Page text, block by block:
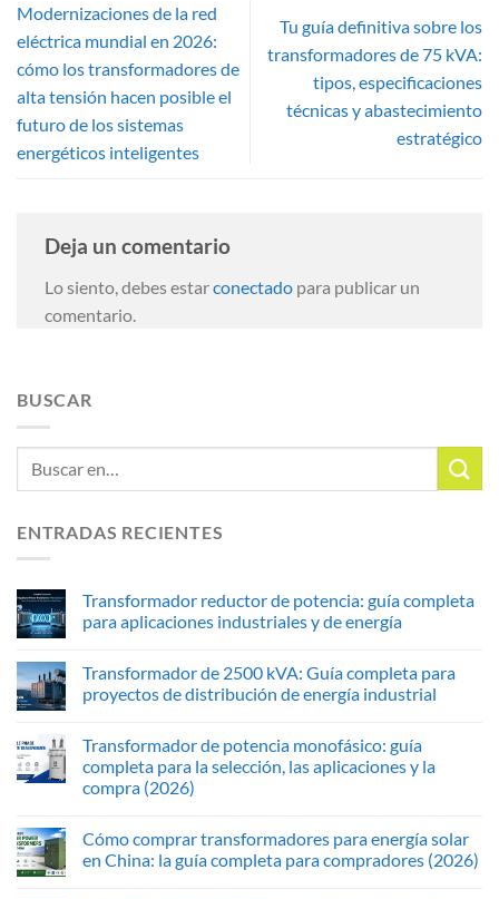
Modernizaciones de la red
eléctrica mundial en 2026:
cómo los transformadores de
alta tensión hacen posible el
futuro de los sistemas
energéticos inteligentes
Tu guía definitiva sobre los
transformadores de 75 kVA:
tipos, especificaciones
técnicas y abastecimiento
estratégico
Deja un comentario
Lo siento, debes estarconectado para publicar un
comentario.
BUSCAR
ENTRADAS RECIENTES
Transformador reductor de potencia: guía completa
para aplicaciones industriales y de energía
Transformador de 2500 kVA: Guía completa para
proyectos de distribución de energía industrial
Transformador de potencia monofásico: guía
completa para la selección, las aplicaciones y la
compra (2026)
Cómo comprar transformadores para energía solar
en China: la guía completa para compradores (2026)